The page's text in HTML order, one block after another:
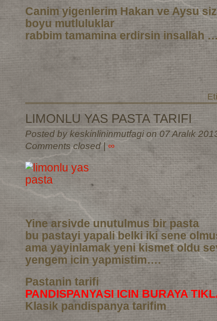
Canim yigenlerim Hakan ve Aysu
boyu mutluluklar
rabbim tamamina erdirsin insallah
LIMONLU YAS PASTA TARIFI
Posted by keskinlininmutfagi on 07 Aralık
Comments closed| ∞
Yine arsivde unutulmus bir pasta
bu pastayi yapali belki iki sene
ama yayinlamak yeni kismet oldu
yengem icin yapmistim….
Pastanin tarifi
PANDISPANYASI ICIN BURAYA
Klasik pandispanya tarifim